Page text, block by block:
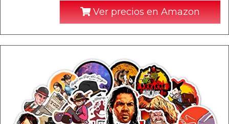
Ver precios en Amazon